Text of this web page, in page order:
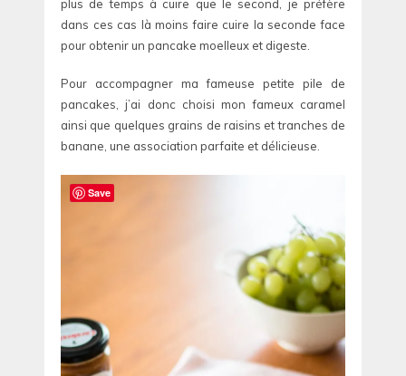
plus de temps à cuire que le second, je préfère
dans ces cas là moins faire cuire la seconde face
pour obtenir un pancake moelleux et digeste.
Pour accompagner ma fameuse petite pile de
pancakes, j’ai donc choisi mon fameux caramel
ainsi que quelques grains de raisins et tranches de
banane, une association parfaite et délicieuse.
Save